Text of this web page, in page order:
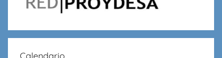
Calendario